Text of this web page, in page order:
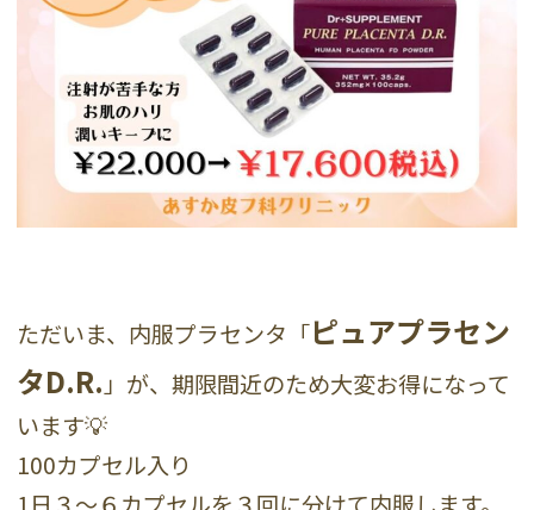
ただいま、内服プラセンタ「ピュアプラセン
タD.R.」が、期限間近のため大変お得になって
います💡
100カプセル入り